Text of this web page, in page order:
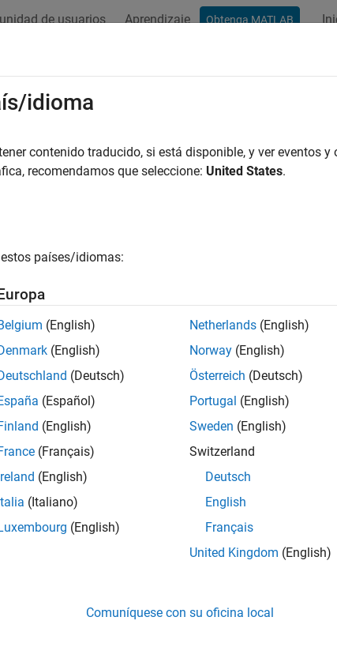
de usuarios Aprendizaje Obtenga MATLAB
poridioma
contenido traducido, si está disponible, y ver eventos
recomendamos que seleccione: United States.
países/idiomas:
(English)
(English)
(Deutsch)
(Español)
(English)
(Français)
Ireland (English)
Italia (Italiano)
(English)
Netherlands (English)
Norway (English)
Österreich (Deutsch)
Portugal (English)
Sweden (English)
Switzerland
Deutsch
English
Français
United Kingdom (English)
Comuníquese con su oficina local